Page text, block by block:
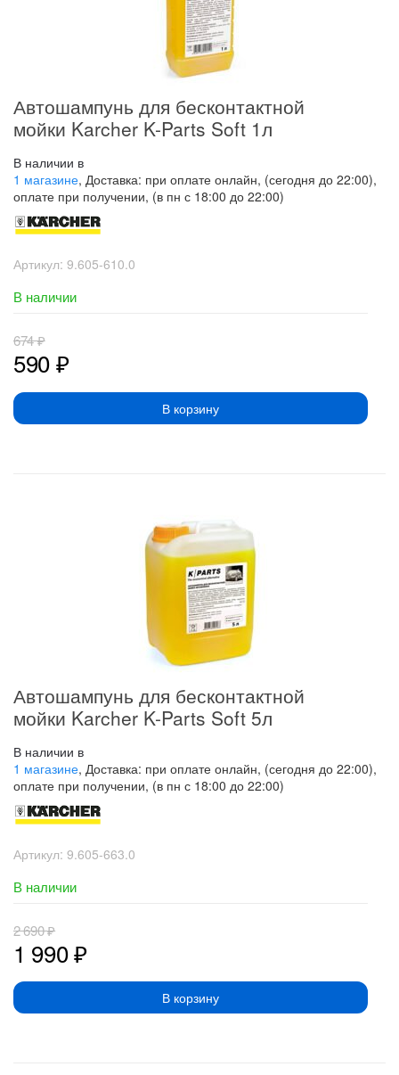
Автошампунь для бесконтактной
мойки Karcher K-Parts Soft 1л
В наличии в
1 магазине, Доставка: при оплате онлайн, (сегодня до 22:00),
оплате при получении, (в пн с 18:00 до 22:00)
Артикул: 9.605-610.0
В наличии
590₽
674₽
В корзину
Автошампунь для бесконтактной
мойки Karcher K-Parts Soft 5л
В наличии в
1 магазине, Доставка: при оплате онлайн, (сегодня до 22:00),
оплате при получении, (в пн с 18:00 до 22:00)
Артикул: 9.605-663.0
В наличии
1 990₽
2 690₽
В корзину